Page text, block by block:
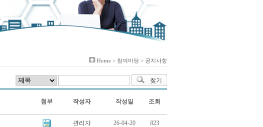
Home > 참여마당 > 공지사항
첨부 작성자 작성일 조회
관리자 26-04-20 823